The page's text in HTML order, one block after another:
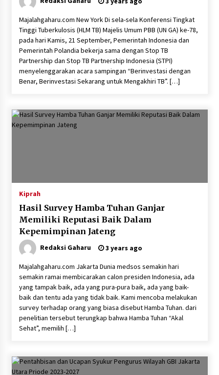
Majalahgaharu.com New York Di sela-sela Konferensi Tingkat
Tinggi Tuberkulosis (HLM TB) Majelis Umum PBB (UN GA) ke-78,
pada hari Kamis, 21 September, Pemerintah Indonesia dan
Pemerintah Polandia bekerja sama dengan Stop TB
Partnership dan Stop TB Partnership Indonesia (STPI)
menyelenggarakan acara sampingan “Berinvestasi dengan
Benar, Berinvestasi Sekarang untuk Mengakhiri TB”. […]
Kiprah
Hasil Survey Hamba Tuhan Ganjar
Memiliki Reputasi Baik Dalam
Kepemimpinan Jateng
Redaksi Gaharu 3 years ago
Majalahgaharu.com Jakarta Dunia medsos semakin hari
semakin ramai membicarakan calon presiden Indonesia, ada
yang tampak baik, ada yang pura-pura baik, ada yang baik-
baik dan tentu ada yang tidak baik. Kami mencoba melakukan
survey terhadap orang yang biasa disebut Hamba Tuhan. dari
penelitian tersebut terungkap bahwa Hamba Tuhan “Akal
Sehat”, memilih […]